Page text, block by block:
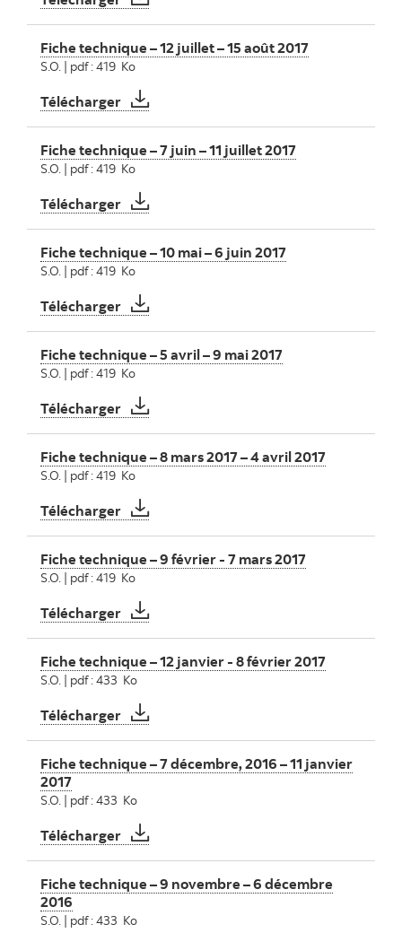
Fiche technique – 12 juillet – 15 août 2017
S.O. | pdf : 419 Ko
Télécharger Fiche technique – 12 juillet – 15 août 2017
Fiche technique – 7 juin – 11 juillet 2017
S.O. | pdf : 419 Ko
Télécharger Fiche technique – 7 juin – 11 juillet 2017
Fiche technique – 10 mai – 6 juin 2017
S.O. | pdf : 419 Ko
Télécharger Fiche technique – 10 mai – 6 juin 2017
Fiche technique – 5 avril – 9 mai 2017
S.O. | pdf : 419 Ko
Télécharger Fiche technique – 5 avril – 9 mai 2017
Fiche technique – 8 mars 2017 – 4 avril 2017
S.O. | pdf : 419 Ko
Télécharger Fiche technique – 8 mars 2017 – 4 avril
Fiche technique – 9 février - 7 mars 2017
S.O. | pdf : 419 Ko
Télécharger Fiche technique – 9 février - 7 mars 2017
Fiche technique – 12 janvier - 8 février 2017
S.O. | pdf : 433 Ko
Télécharger Fiche technique – 12 janvier - 8 février
Fiche technique – 7 décembre, 2016 – 11 janvier
2017
S.O. | pdf : 433 Ko
Télécharger Fiche technique – 7 décembre, 2016 – 11
Fiche technique – 9 novembre – 6 décembre
2016
S.O. | pdf : 433 Ko